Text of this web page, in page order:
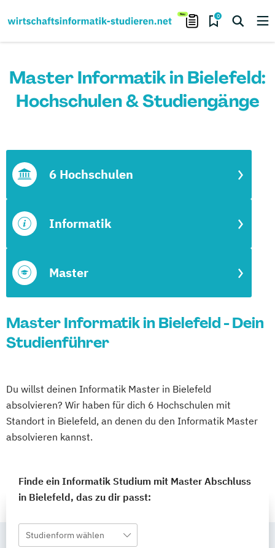
0
Master Informatik in Bielefeld:
Hochschulen & Studiengänge
Master
Informatik
6 Hochschulen
Master Informatik in Bielefeld - Dein
Studienführer
Du willst deinen Informatik Master in Bielefeld
absolvieren? Wir haben für dich 6 Hochschulen mit
Standort in Bielefeld, an denen du den Informatik Master
absolvieren kannst.
Finde ein Informatik Studium mit Master Abschluss
in Bielefeld, das zu dir passt:
Studienform wählen